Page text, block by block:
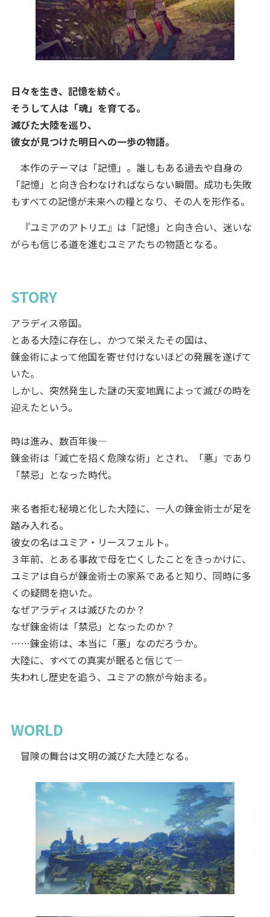
日々を生き、記憶を紡ぐ。
そうして人は「魂」を育てる。
滅びた大陸を巡り、
彼女が見つけた明日への一歩の物語。
本作のテーマは「記憶」。誰しもある過去や自身の
「記憶」と向き合わなければならない瞬間。成功も失敗
もすべての記憶が未来への糧となり、その人を形作る。
『ユミアのアトリエ』は「記憶」と向き合い、迷いな
がらも信じる道を進むユミアたちの物語となる。
STORY
アラディス帝国。
とある大陸に存在し、かつて栄えたその国は、
錬金術によって他国を寄せ付けないほどの発展を遂げて
いた。
しかし、突然発生した謎の天変地異によって滅びの時を
迎えたという。
時は進み、数百年後―
錬金術は「滅亡を招く危険な術」とされ、「悪」であり
「禁忌」となった時代。
来る者拒む秘境と化した大陸に、一人の錬金術士が足を
踏み入れる。
彼女の名はユミア・リースフェルト。
３年前、とある事故で母を亡くしたことをきっかけに、
ユミアは自らが錬金術士の家系であると知り、同時に多
くの疑問を抱いた。
なぜアラディスは滅びたのか？
なぜ錬金術は「禁忌」となったのか？
……錬金術は、本当に「悪」なのだろうか。
大陸に、すべての真実が眠ると信じて―
失われし歴史を追う、ユミアの旅が今始まる。
WORLD
冒険の舞台は文明の滅びた大陸となる。